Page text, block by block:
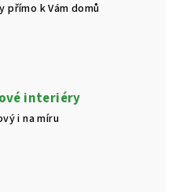
přímo k Vám domů
interiéry
i na míru